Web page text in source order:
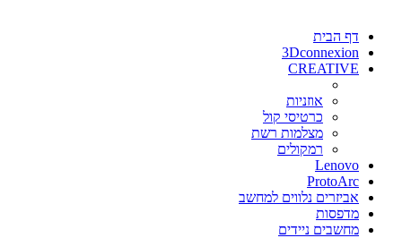
דף הבית
3Dconnexion
CREATIVE
אוזניות
כרטיסי קול
מצלמות רשת
רמקולים
Lenovo
ProtoArc
אביזרים נלווים למחשב
מדפסות
מחשבים ניידים